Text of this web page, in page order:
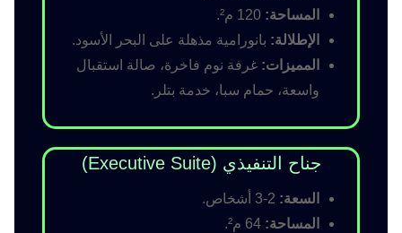
المساحة:
الإطلالة: بانورامية مذهلة على البحر الأسود.
المميزات: غرفة نوم فاخرة، صالة استقبال
واسعة، حمام سبا، خدمة بتلر.
جناح التنفيذي (Executive Suite)
السعة:
المساحة: